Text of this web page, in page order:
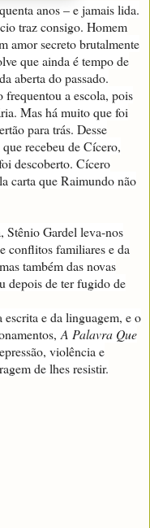
anos – e jamais lida.
traz consigo. Homem
amor secreto brutalmente
que ainda é tempo de
aberta do passado.
a escola, pois
Mas há muito que foi
para trás. Desse
recebeu de Cícero,
descoberto. Cícero
carta que Raimundo não
Stênio Gardel leva-nos
conflitos familiares e da
também das novas
depois de ter fugido de
e da linguagem, e o
A Palavra Que
violência e
de lhes resistir.